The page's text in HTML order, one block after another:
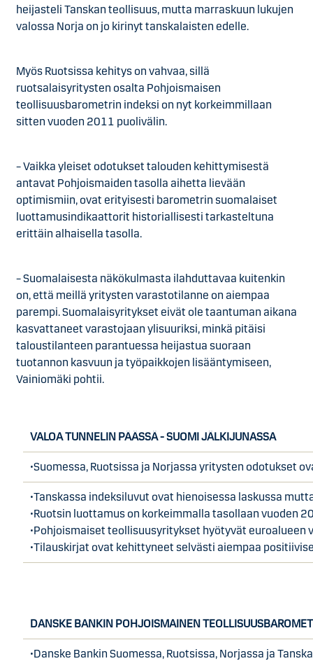
heijasteli Tanskan teollisuus, mutta marraskuun lukujen
valossa Norja on jo kirinyt tanskalaisten edelle.
Myös Ruotsissa kehitys on vahvaa, sillä
ruotsalaisyritysten osalta Pohjoismaisen
teollisuusbarometrin indeksi on nyt korkeimmillaan
sitten vuoden 2011 puolivälin.
– Vaikka yleiset odotukset talouden kehittymisestä
antavat Pohjoismaiden tasolla aihetta lievään
optimismiin, ovat erityisesti barometrin suomalaiset
luottamusindikaattorit historiallisesti tarkasteltuna
erittäin alhaisella tasolla.
– Suomalaisesta näkökulmasta ilahduttavaa kuitenkin
on, että meillä yritysten varastotilanne on aiempaa
parempi. Suomalaisyritykset eivät ole taantuman aikana
kasvattaneet varastojaan ylisuuriksi, minkä pitäisi
taloustilanteen parantuessa heijastua suoraan
tuotannon kasvuun ja työpaikkojen lisääntymiseen,
Vainiomäki pohtii.
VALOA TUNNELIN PÄÄSSÄ - SUOMI JÄLKIJUNASSA
•Suomessa, Ruotsissa ja Norjassa yritysten odotukset
•Tanskassa indeksiluvut ovat hienoisessa laskussa
•Ruotsin luottamus on korkeimmalla tasollaan vuoden
•Pohjoismaiset teollisuusyritykset hyötyvät
•Tilauskirjat ovat kehittyneet selvästi aiempaa
DANSKE BANKIN POHJOISMAINEN
•Danske Bankin Suomessa, Ruotsissa, Norjassa ja